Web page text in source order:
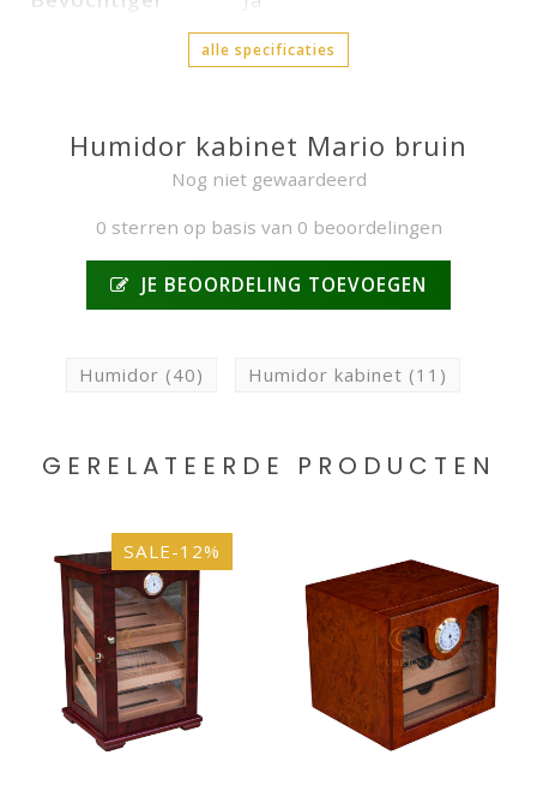
alle specificaties
Humidor kabinet Mario bruin
Nog niet gewaardeerd
0 sterren op basis van 0 beoordelingen
JE BEOORDELING TOEVOEGEN
Humidor (40) Humidor kabinet (11)
GERELATEERDE PRODUCTEN
SALE-12%